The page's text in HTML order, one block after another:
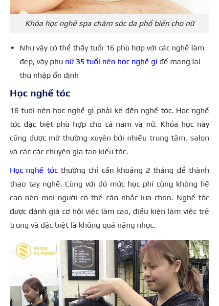
Khóa học nghề spa chăm sóc da phổ biến cho nữ
Như vậy có thể thấy tuổi 16 phù hợp với các nghề làm
đẹp, vậy phụ nữ 35 tuổi nên học nghề gì để mang lại
thu nhập ổn định
Học nghề tóc
16 tuổi nên học nghề gì phải kể đến nghề tóc. Học nghề
tóc đặc biệt phù hợp cho cả nam và nữ. Khóa học này
cũng được mở thường xuyên bởi nhiều trung tâm, salon
và các các chuyên gia tạo kiểu tóc.
Học nghề tócthường chỉ cần khoảng 2 tháng để thành
thạo tay nghề. Cùng với đó mức học phí cũng không hề
cao nên mọi người có thể cân nhắc lựa chọn. Nghề tóc
được đánh giá cơ hội việc làm cao, điều kiện làm việc trẻ
trung và đặc biệt là không quá nặng nhọc.